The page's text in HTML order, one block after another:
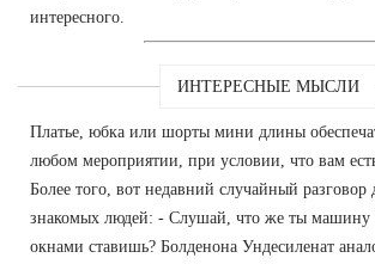
интересного.
ИНТЕРЕСНЫЕ МЫСЛИ
Платье, юбка или шорты мини длины
любом мероприятии, при условии, что вам
Более того, вот недавний случайный
знакомых людей: - Слушай, что же ты машину
окнами ставишь? Болденона Ундесиленат